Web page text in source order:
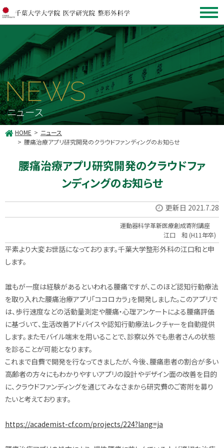
NEWS
ニュース
HOME
ニュース
腰痛治療アプリ研究開発のクラウドファンディングのお知らせ
腰痛治療アプリ研究開発のクラウドファ
ンディングのお知らせ
更新日 2021.7.28
運動器科学革新医療創成寄附講座
江口 和 (H11年卒)
平素より大変お世話になっております。千葉大学整形外科の江口和と申
します。
誰もが一度は経験があるといわれる腰痛ですが、このほど認知行動療法
を取り入れた腰痛治療アプリ「ココロカラ」を開発しました。このアプリで
は、歩行速度などの活動量測定や腰痛・心理アンケートによる腰痛評価
に基づいて、生活改善アドバイスや認知行動療法レクチャーを自動提供
します。 またモバイル端末を用いることで、診察以外でも患者さんの状態
を診ることが可能となります。
これまで自費で開発を行なってきましたが、今後、腰痛患者の割合が多い
高齢者の方々にもわかりやすいアプリの設計やデザイン面の改善を目的
に、クラウドファンディングを通じてみなさまから研究費のご寄附を募り
たいと考えております。
https://academist-cf.com/projects/224?lang=ja